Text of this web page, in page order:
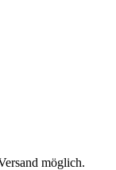
möglich.